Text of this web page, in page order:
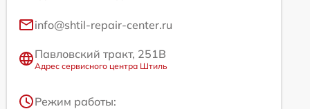
info@shtil-repair-center.ru
Павловский тракт, 251В
Адрес сервисного центра Штиль
Режим работы: